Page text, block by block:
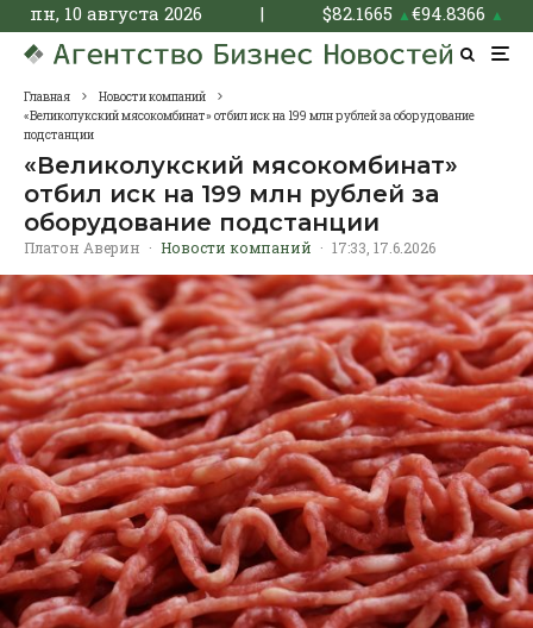
пн, 10 августа 2026 | $82.1665 ▲€94.8366 ▲
Главная
Новости компаний
«Великолукский мясокомбинат» отбил иск на 199 млн рублей за оборудование
подстанции
«Великолукский мясокомбинат»
отбил иск на 199 млн рублей за
оборудование подстанции
Платон Аверин · Новости компаний · 17:33, 17.6.2026